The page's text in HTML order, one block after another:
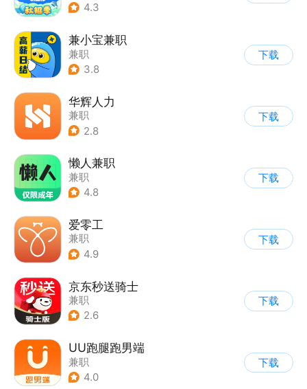
4.3
兼小宝兼职
兼职
3.8
下载
华辉人力
兼职
2.8
下载
懒人兼职
兼职
4.8
下载
爱零工
兼职
4.9
下载
京东秒送骑士
兼职
2.6
下载
UU跑腿跑男端
兼职
4.0
下载